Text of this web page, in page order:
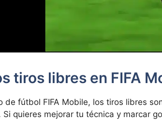
tiros libres en FIFA
de fútbol FIFA Mobile, los tiros libres
quieres mejorar tu técnica y marcar